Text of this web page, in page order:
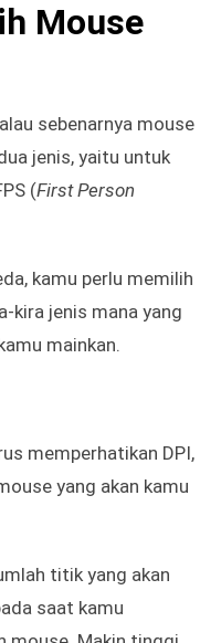
Mouse
sebenarnya mouse
jenis, yaitu untuk
(First Person
kamu perlu memilih
kira jenis mana yang
mainkan.
memperhatikan DPI,
yang akan kamu
titik yang akan
saat kamu